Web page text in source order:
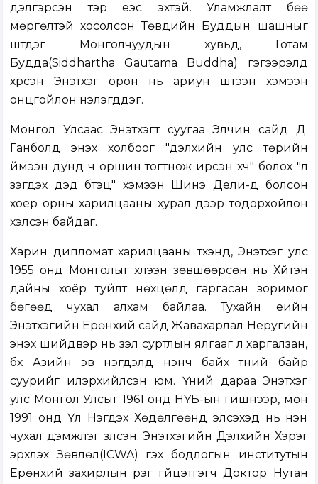
дэлгэрсэн тэр үеэс эхтэй. Уламжлалт бөө
мөргөлтэй хосолсон Төвдийн Буддын шашныг
шүтдэг Монголчуудын хувьд, Готам
Будда(Siddhartha Gautama Buddha) гэгээрэлд
хүрсэн Энэтхэг орон нь ариун шүтээн хэмээн
онцгойлон үнэлэгддэг.
Монгол Улсаас Энэтхэгт суугаа Элчин сайд Д.
Ганболд энэхүү холбоог "дэлхийн улс төрийн
үймээн дунд ч оршин тогтнож ирсэн хүч" болох "үл
үзэгдэх дэд бүтэц" хэмээн Шинэ Дели-д болсон
хоёр орны харилцааны хурал дээр тодорхойлон
хэлсэн байдаг.
Харин дипломат харилцааны түүхэнд, Энэтхэг улс
1955 онд Монголыг хүлээн зөвшөөрсөн нь Хүйтэн
дайны хоёр туйлт нөхцөлд гаргасан зоримог
бөгөөд чухал алхам байлаа. Тухайн үеийн
Энэтхэгийн Ерөнхий сайд Жавахарлал Неругийн
энэхүү шийдвэр нь үзэл суртлын ялгааг үл харгалзан,
бүх Азийн эв нэгдэлд үнэнч байх түүний байр
суурийг илэрхийлсэн юм. Үүний дараа Энэтхэг
улс Монгол Улсыг 1961 онд НҮБ-ын гишүүнээр, мөн
1991 онд Үл Нэгдэх Хөдөлгөөнд элсэхэд нь нэн
чухал дэмжлэг үзүүлсэн. Энэтхэгийн Дэлхийн Хэрэг
эрхлэх Зөвлөл(ICWA) гэх бодлогын институтын
Ерөнхий захирлын үүрэг гүйцэтгэгч Доктор Нутан